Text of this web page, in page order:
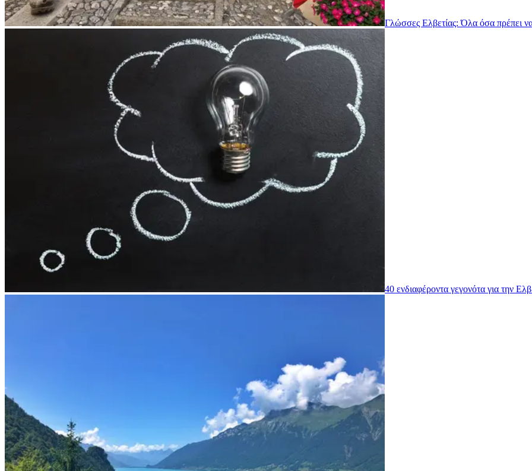
Γλώσσες Ελβετίας: Όλα όσα πρέπει να
40 ενδιαφέροντα γεγονότα για την